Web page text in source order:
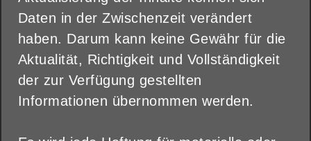
Daten in der Zwischenzeit verändert
haben. Darum kann keine Gewähr für die
Aktualität, Richtigkeit und Vollständigkeit
der zur Verfügung gestellten
Informationen übernommen werden.